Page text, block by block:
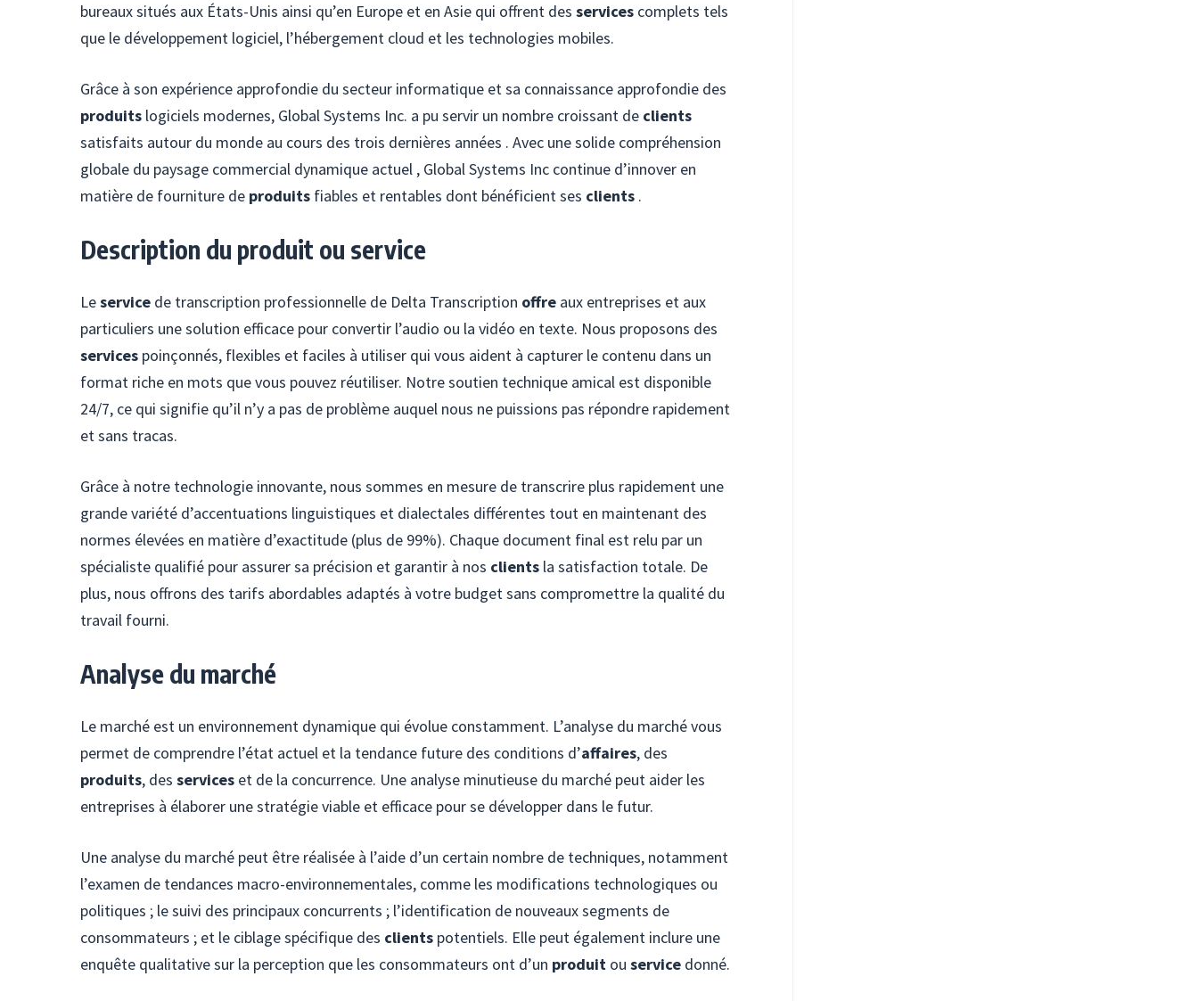
bureaux situés aux États-Unis ainsi qu’en Europe et en Asie qui offrent desservices complets tels
que le développement logiciel, l’hébergement cloud et les technologies mobiles.
Grâce à son expérience approfondie du secteur informatique et sa connaissance approfondie des
produits logiciels modernes, Global Systems Inc. a pu servir un nombre croissant de clients
satisfaits autour du monde au cours des trois dernières années . Avec une solide compréhension
globale du paysage commercial dynamique actuel , Global Systems Inc continue d’innover en
matière de fourniture de produits fiables et rentables dont bénéficient ses clients .
Description du produit ou service
Leservice de transcription professionnelle de Delta Transcription offre aux entreprises et aux
particuliers une solution efficace pour convertir l’audio ou la vidéo en texte. Nous proposons des
services poinçonnés, flexibles et faciles à utiliser qui vous aident à capturer le contenu dans un
format riche en mots que vous pouvez réutiliser. Notre soutien technique amical est disponible
24/7, ce qui signifie qu’il n’y a pas de problème auquel nous ne puissions pas répondre rapidement
et sans tracas.
Grâce à notre technologie innovante, nous sommes en mesure de transcrire plus rapidement une
grande variété d’accentuations linguistiques et dialectales différentes tout en maintenant des
normes élevées en matière d’exactitude (plus de 99%). Chaque document final est relu par un
spécialiste qualifié pour assurer sa précision et garantir à nos clients la satisfaction totale. De
plus, nous offrons des tarifs abordables adaptés à votre budget sans compromettre la qualité du
travail fourni.
Analyse du marché
Le marché est un environnement dynamique qui évolue constamment. L’analyse du marché vous
permet de comprendre l’état actuel et la tendance future des conditions d’affaires, des
produits, desservices et de la concurrence. Une analyse minutieuse du marché peut aider les
entreprises à élaborer une stratégie viable et efficace pour se développer dans le futur.
Une analyse du marché peut être réalisée à l’aide d’un certain nombre de techniques, notamment
l’examen de tendances macro-environnementales, comme les modifications technologiques ou
politiques ; le suivi des principaux concurrents ; l’identification de nouveaux segments de
consommateurs ; et le ciblage spécifique des clients potentiels. Elle peut également inclure une
enquête qualitative sur la perception que les consommateurs ont d’un produit ouservice donné.